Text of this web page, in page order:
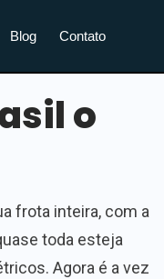
Blog Contato
o
frota inteira, com a
toda esteja
Agora é a vez